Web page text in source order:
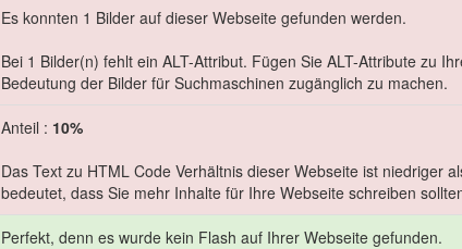
Es konnten 1 Bilder auf dieser Webseite gefunden werden.
Bei 1 Bilder(n) fehlt ein ALT-Attribut. Fügen Sie ALT-Attribute zu
Bedeutung der Bilder für Suchmaschinen zugänglich zu machen.
Anteil : 10%
Das Text zu HTML Code Verhältnis dieser Webseite ist niedriger
bedeutet, dass Sie mehr Inhalte für Ihre Webseite schreiben
Perfekt, denn es wurde kein Flash auf Ihrer Webseite gefunden.